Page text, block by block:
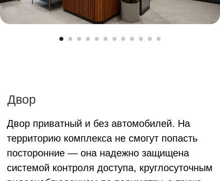
многослойной шумо- и теплоизоляцией.
Межквартирные — тоже кирпичные,
квартире под контролем: слышно только то,
горизонтальной схеме — это значит, что
можно регулировать температуру в каждой
телеметрия, радиаторы с термоголовками.
Все продумано до мелочей — чтобы вам
бытовые вопросы.
Отделка на выбор